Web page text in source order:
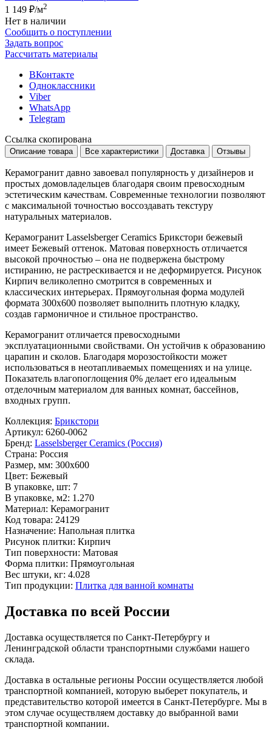
1 149 ₽/м2
Нет в наличии
Сообщить о поступлении
Задать вопрос
Рассчитать материалы
ВКонтакте
Одноклассники
Viber
WhatsApp
Telegram
Ссылка скопирована
Описание товара Все характеристики Доставка Отзывы
Керамогранит давно завоевал популярность у дизайнеров и
простых домовладельцев благодаря своим превосходным
эстетическим качествам. Современные технологии позволяют
с максимальной точностью воссоздавать текстуру
натуральных материалов.
Керамогранит Lasselsberger Ceramics Брикстори бежевый
имеет Бежевый оттенок. Матовая поверхность отличается
высокой прочностью – она не подвержена быстрому
истиранию, не растрескивается и не деформируется. Рисунок
Кирпич великолепно смотрится в современных и
классических интерьерах. Прямоугольная форма модулей
формата 300x600 позволяет выполнить плотную кладку,
создав гармоничное и стильное пространство.
Керамогранит отличается превосходными
эксплуатационными свойствами. Он устойчив к образованию
царапин и сколов. Благодаря морозостойкости может
использоваться в неотапливаемых помещениях и на улице.
Показатель влагопоглощения 0% делает его идеальным
отделочным материалом для ванных комнат, бассейнов,
входных групп.
Коллекция: Брикстори
Артикул: 6260-0062
Бренд: Lasselsberger Ceramics (Россия)
Страна: Россия
Размер, мм: 300x600
Цвет: Бежевый
В упаковке, шт: 7
В упаковке, м2: 1.270
Материал: Керамогранит
Код товара: 24129
Назначение: Напольная плитка
Рисунок плитки: Кирпич
Тип поверхности: Матовая
Форма плитки: Прямоугольная
Вес штуки, кг: 4.028
Тип продукции: Плитка для ванной комнаты
Доставка по всей России
Доставка осуществляется по Санкт-Петербургу и
Ленинградской области транспортными службами нашего
склада.
Доставка в остальные регионы России осуществляется любой
транспортной компанией, которую выберет покупатель, и
представительство которой имеется в Санкт-Петербурге. Мы в
этом случае осуществляем доставку до выбранной вами
транспортной компании.